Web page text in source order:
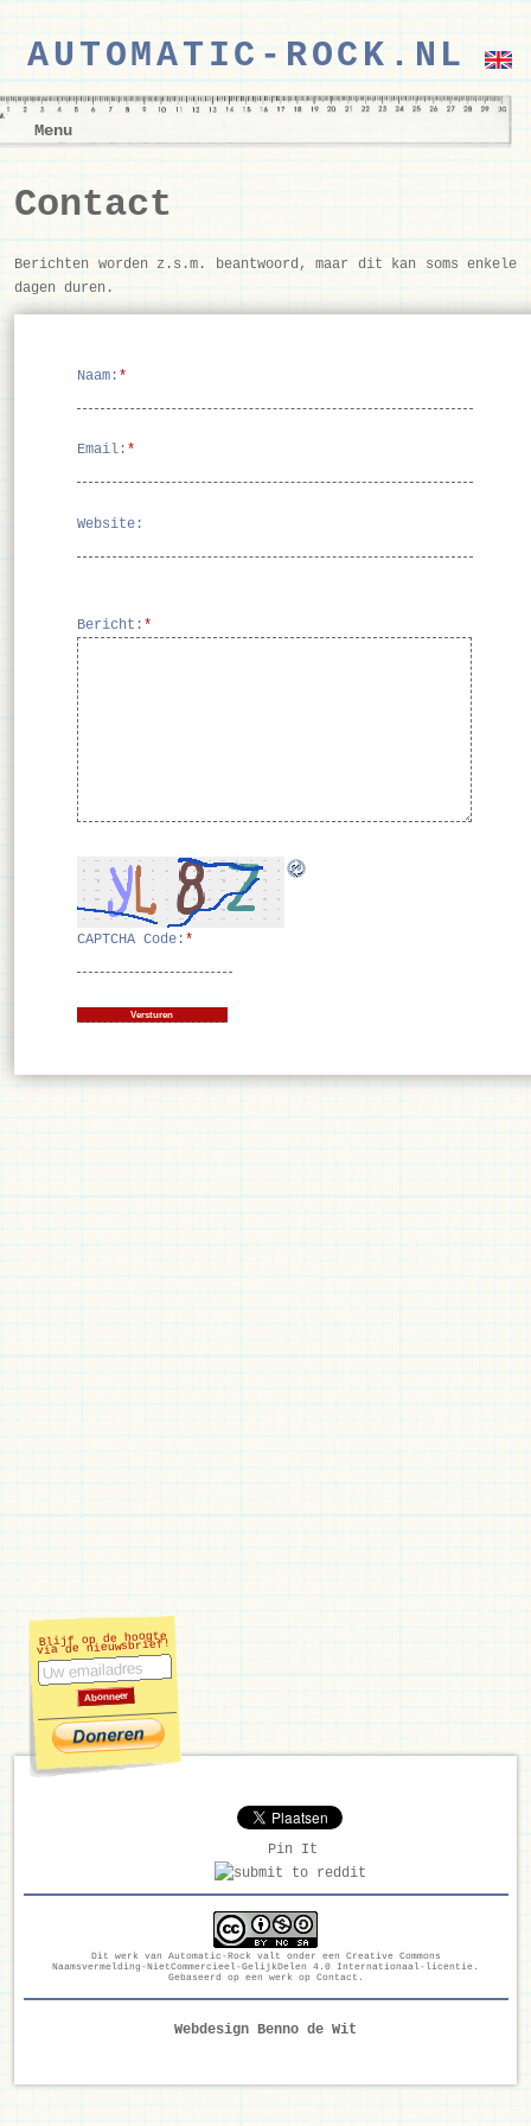
AUTOMATIC-ROCK.NL
Menu
Contact
Berichten worden z.s.m. beantwoord, maar dit kan soms enkele
dagen duren.
Naam: *
Email: *
Website:
Bericht: *
CAPTCHA Code: *
Blijf op de hoogte
via de nieuwsbrief!
Pin It
Dit werk van Automatic-Rock valt onder een Creative Commons
Naamsvermelding-NietCommercieel-GelijkDelen 4.0 Internationaal-licentie
Gebaseerd op een werk op Contact
Webdesign Benno de Wit